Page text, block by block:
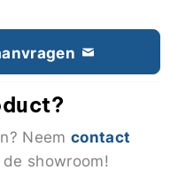
Neem contact
showroom!